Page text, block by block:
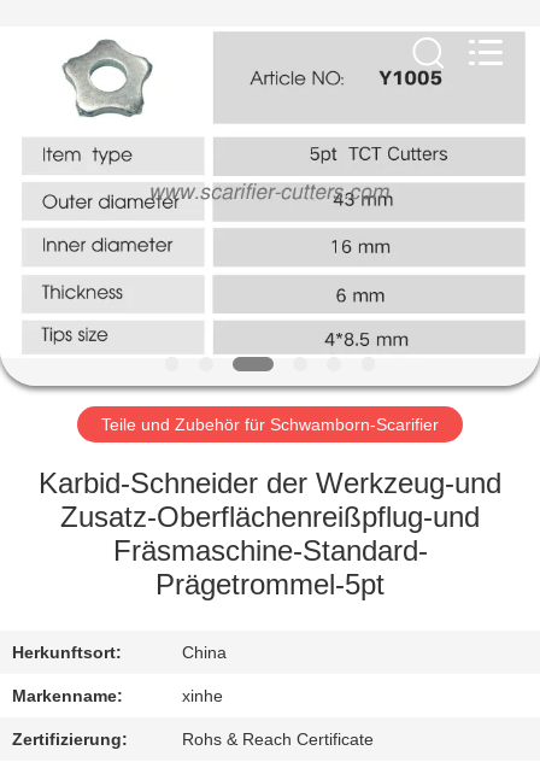
ZU
HAUSE
PRODUKTE
VIDEOS
ÜBER
WERKSBESICHTIGUNG
QUALITÄTSKONTROLLE
KONTAKT
MIT
UNS
Teile und Zubehör für Schwamborn-Scarifier
Karbid-Schneider der Werkzeug-und
Zusatz-Oberflächenreißpflug-und
Fräsmaschine-Standard-
Prägetrommel-5pt
Herkunftsort: China
Markenname: xinhe
Zertifizierung: Rohs & Reach Certificate